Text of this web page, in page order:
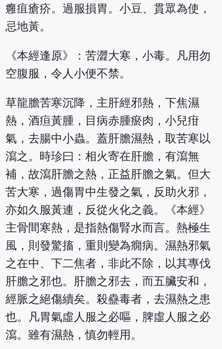
癰疽瘡疥。過服損胃。小豆、貫眾為使，
忌地黃。
《本經逢原》：苦澀大寒，小毒。凡用勿
空腹服，令人小便不禁。
草龍膽苦寒沉降，主肝經邪熱，下焦濕
熱，酒疸黃腫，目病赤腫瘀肉，小兒疳
氣，去腸中小蟲。蓋肝膽濕熱，取苦寒以
瀉之。時珍曰：相火寄在肝膽，有瀉無
補，故瀉肝膽之熱，正益肝膽之氣。但大
苦大寒，過傷胃中生發之氣，反助火邪，
亦如久服黃連，反從火化之義。《本經》
主骨間寒熱，是指熱傷腎水而言。熱極生
風，則發驚搐，重則變為癇病。濕熱邪氣
之在中、下二焦者，非此不除，以其專伐
肝膽之邪也。肝膽之邪去，而五臟安和，
經脈之絕傷續矣。殺蠱毒者，去濕熱之患
也。凡胃氣虛人服之必嘔，脾虛人服之必
瀉。雖有濕熱，慎勿輕用。